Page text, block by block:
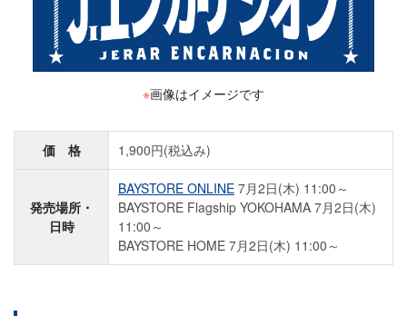
※画像はイメージです
価 格 1,900円(税込み)
発売場所・
日時
BAYSTORE ONLINE 7月2日(木) 11:00～
BAYSTORE Flagship YOKOHAMA 7月2日(木)
11:00～
BAYSTORE HOME 7月2日(木) 11:00～